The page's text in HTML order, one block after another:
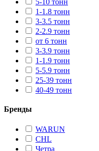
1-1.8 тонн
3-3.5 тонн
2-2.9 тонн
от 6 тонн
3-3.9 тонн
1-1.9 тонн
5-5.9 тонн
25-39 тонн
40-49 тонн
Бренды
WARUN
CHL
Четра